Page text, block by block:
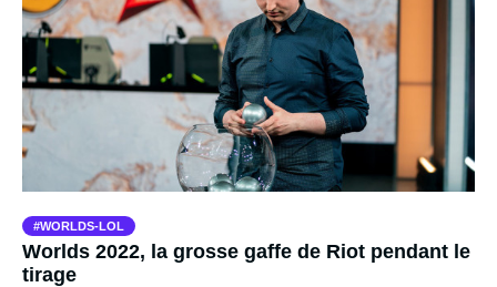
WORLDS-LOL
Worlds 2022, la grosse gaffe de Riot pendant le
tirage